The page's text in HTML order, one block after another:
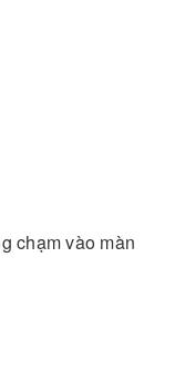
chạm vào màn